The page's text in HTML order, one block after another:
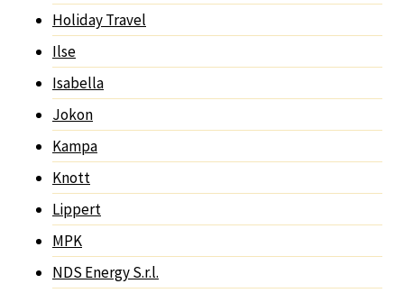
Holiday Travel
Ilse
Isabella
Jokon
Kampa
Knott
Lippert
MPK
NDS Energy S.r.l.